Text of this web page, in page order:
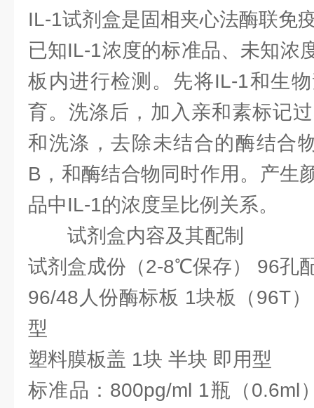
IL-1试剂盒是固相夹心法酶联免
已知IL-1浓度的标准品、未知浓
板内进行检测。先将IL-1和生
育。洗涤后，加入亲和素标记
和洗涤，去除未结合的酶结合
B，和酶结合物同时作用。产生
品中IL-1的浓度呈比例关系。
试剂盒内容及其配制
试剂盒成份（2-8℃保存） 96孔
96/48人份酶标板 1块板（96T
型
塑料膜板盖 1块 半块 即用型
标准品：800pg/ml 1瓶（0.6ml